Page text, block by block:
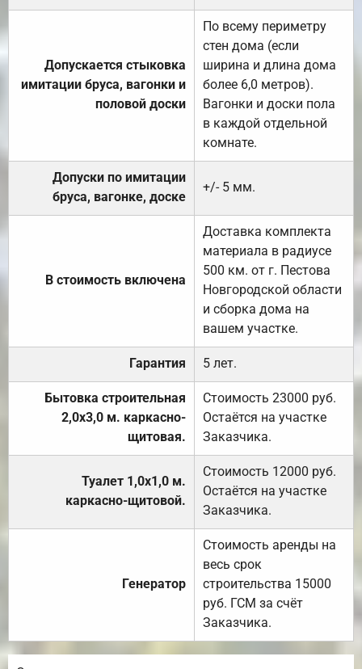
Допускается стыковка
имитации бруса, вагонки и
половой доски
По всему периметру
стен дома (если
ширина и длина дома
более 6,0 метров).
Вагонки и доски пола
в каждой отдельной
комнате.
Допуски по имитации
бруса, вагонке, доске
+/- 5 мм.
В стоимость включена
Доставка комплекта
материала в радиусе
500 км. от г. Пестова
Новгородской области
и сборка дома на
вашем участке.
Гарантия 5 лет.
Бытовка строительная
2,0х3,0 м. каркасно-
щитовая.
Стоимость 23000 руб.
Остаётся на участке
Заказчика.
Туалет 1,0х1,0 м.
каркасно-щитовой.
Стоимость 12000 руб.
Остаётся на участке
Заказчика.
Генератор
Стоимость аренды на
весь срок
строительства 15000
руб. ГСМ за счёт
Заказчика.